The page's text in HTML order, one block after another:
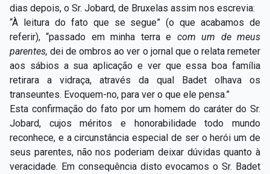
dias depois, o Sr. Jobard, de Bruxelas assim nos escrevia:
“À leitura do fato que se segue” (o que acabamos de
referir), “passado em minha terra e com um de meus
parentes,dei de ombros ao ver o jornal que o relata remeter
aos sábios a sua aplicação e ver que essa boa família
retirara a vidraça, através da qual Badet olhava os
transeuntes. Evoquem-no, para ver o que ele pensa.”
Esta confirmação do fato por um homem do caráter do Sr.
Jobard, cujos méritos e honorabilidade todo mundo
reconhece, e a circunstância especial de ser o herói um de
seus parentes, não nos poderiam deixar dúvidas quanto à
veracidade. Em consequência disto evocamos o Sr. Badet